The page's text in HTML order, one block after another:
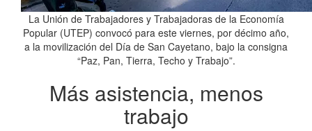
La Unión de Trabajadores y Trabajadoras de la Economía
Popular (UTEP) convocó para este viernes, por décimo año,
a la movilización del Día de San Cayetano, bajo la consigna
“Paz, Pan, Tierra, Techo y Trabajo”.
Más asistencia, menos
trabajo